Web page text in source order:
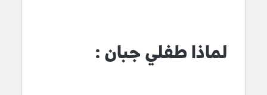
لماذا طفلي جبان :